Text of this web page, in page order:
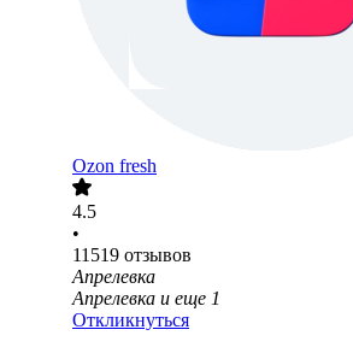
Ozon fresh
4.5
•
11519 отзывов
Апрелевка
Апрелевка и еще 1
Откликнуться